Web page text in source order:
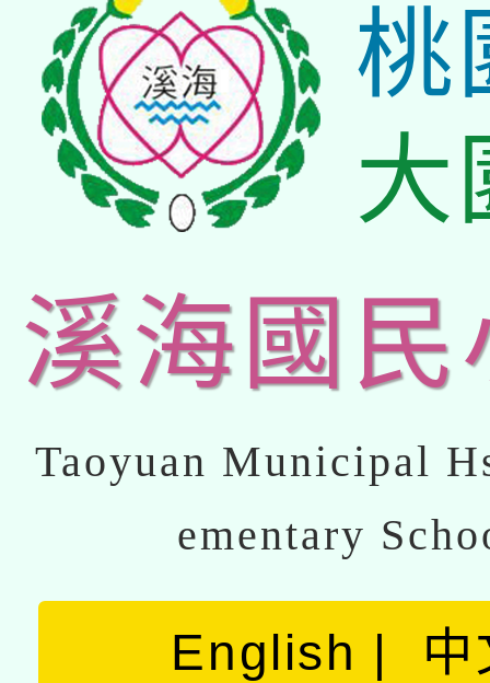
桃
大
溪海國民
Taoyuan Municipal
ementary
English 中